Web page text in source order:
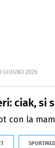
GIUGNO 2026
ciak, si
con la